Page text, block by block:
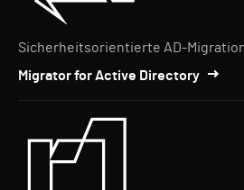
Sicherheitsorientierte AD-
Migrator for Active Directory